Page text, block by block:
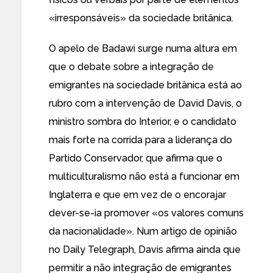
«irresponsáveis» da sociedade britânica.
O apelo de Badawi surge numa altura em
que o debate sobre a integração de
emigrantes na sociedade britânica está ao
rubro com a intervenção de David Davis, o
ministro sombra do Interior, e o candidato
mais forte na corrida para a liderança do
Partido Conservador, que afirma que o
multiculturalismo não está a funcionar em
Inglaterra e que em vez de o encorajar
dever-se-ia promover«os valores comuns
da nacionalidade». Num artigo de opinião
no Daily Telegraph, Davis afirma ainda que
permitir a não integração de emigrantes